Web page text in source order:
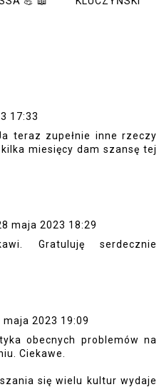
17:33
teraz zupełnie inne rzeczy
miesięcy dam szansę tej
maja 2023 18:29
Gratuluję serdecznie
maja 2023 19:09
obecnych problemów na
Ciekawe.
się wielu kultur wydaje